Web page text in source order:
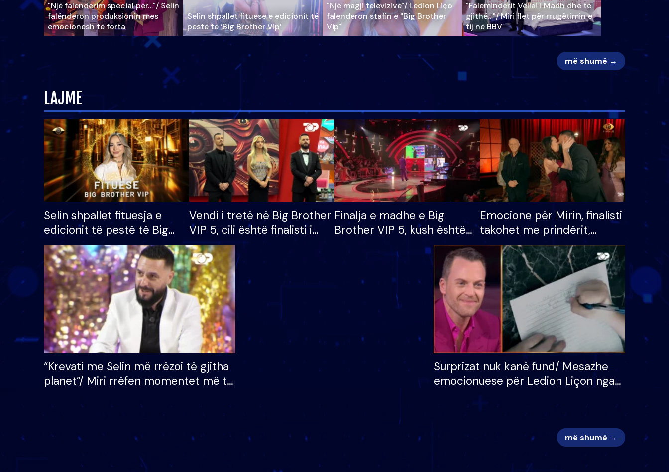
"Një falenderim special për…"/ Selin
falënderon produksionin mes
emocionesh të forta
Selin shpallet fituese e edicionit të
pestë të ‘Big Brother Vip’
"Një magji televizive"/ Ledion Liço
falenderon stafin e "Big Brother
Vip"
"Faleminderit Vëllai i Madh dhe të
gjithë…"/ Miri flet për rrugëtimin e
tij në BBV
më shumë →
LAJME
Selin shpallet fituesja e
edicionit të pestë të Big
Brother VIP, rrëmben
çmimin e madh prej 100
mijë eurosh
Vendi i tretë në Big Brother
VIP 5, cili është finalisti i
radhës që lë shtëpinë
Finalja e madhe e Big
Brother VIP 5, kush është
banori i parë që lë shtëpinë
dhe humb mundësinë për
të fituar çmimin e madh
Emocione për Mirin, finalisti
takohet me prindërit,
vajzën dhe bashkëshorten:
S’kemi ndonjë letër divorci
apo jo?
“Krevati me Selin më rrëzoi të gjitha
planet”/ Miri rrëfen momentet më të
mungojë zilja e mëngjesit kur…
Surprizat nuk kanë fund/ Mesazhe
emocionuese për Ledion Liçon nga
më shumë →